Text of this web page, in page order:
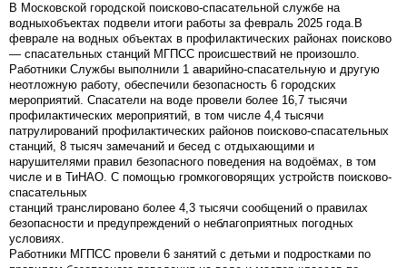
В Московской городской поисково-спасательной службе на
водныхобъектах подвели итоги работы за февраль 2025 года.В
феврале на водных объектах в профилактических районах поисково
— спасательных станций МГПСС происшествий не произошло.
Работники Службы выполнили 1 аварийно-спасательную и другую
неотложную работу, обеспечили безопасность 6 городских
мероприятий. Спасатели на воде провели более 16,7 тысячи
профилактических мероприятий, в том числе 4,4 тысячи
патрулирований профилактических районов поисково-спасательных
станций, 8 тысяч замечаний и бесед с отдыхающими и
нарушителями правил безопасного поведения на водоёмах, в том
числе и в ТиНАО. С помощью громкоговорящих устройств поисково-
спасательных
станций транслировано более 4,3 тысячи сообщений о правилах
безопасности и предупреждений о неблагоприятных погодных
условиях.
Работники МГПСС провели 6 занятий с детьми и подростками по